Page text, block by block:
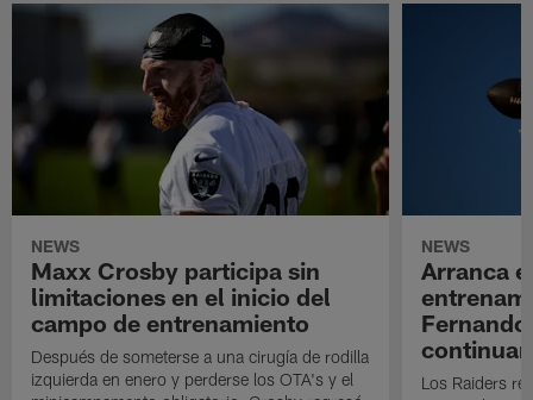
NEWS
Maxx Crosby participa sin
limitaciones en el inicio del
campo de entrenamiento
Después de someterse a una cirugía de rodilla
izquierda en enero y perderse los OTA's y el
NEWS
Arranca
Los Raiders